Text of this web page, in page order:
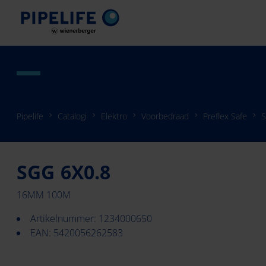
Pipelife Catalogi Elektro Voorbedraad Preflex Safe
SGG 6X0.8
16MM 100M
Artikelnummer: 1234000650
EAN: 5420056262583